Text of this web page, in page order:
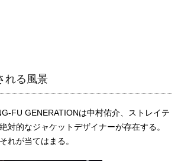
れる風景
FU GENERATIONは中村佑介、ストレイテ
対的なジャケットデザイナーが存在する。
れが当てはまる。